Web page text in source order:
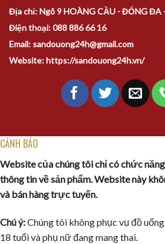
Địa chỉ: Ngõ 9 HOÀNG CẦU - ĐỐNG ĐA
Điện thoại: 088 886 66 16
Email: sandouong24h@gmail.com
Website: https://sandouong24h.vn/
CẢNH BÁO
Website của chúng tôi chỉ có chức
thông tin về sản phẩm. Website này
và bán hàng trực tuyến.
Chú ý:Chúng tôi không phục vụ đồ
18 tuổi và phụ nữ đang mang thai.